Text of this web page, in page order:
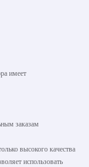
имеет
заказам
высокого качества
использовать